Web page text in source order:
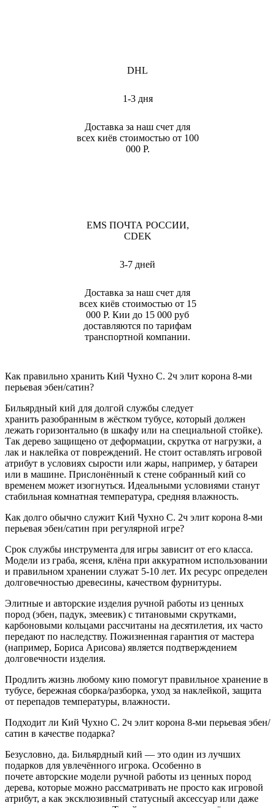
DHL
1-3 дня
Доставка за наш счет для
всех киёв стоимостью от 100
000 Р.
EMS ПОЧТА РОССИИ,
CDEK
3-7 дней
Доставка за наш счет для
всех киёв стоимостью от 15
000 Р. Кии до 15 000 руб
доставляются по тарифам
транспортной компании.
Как правильно хранить Кий Чухно С. 2ч элит корона 8-ми
перьевая эбен/сатин?
Бильярдный кий для долгой службы следует
хранить разобранным в жёстком тубусе, который должен
лежать горизонтально (в шкафу или на специальной стойке).
Так дерево защищено от деформации, скрутка от нагрузки, а
лак и наклейка от повреждений. Не стоит оставлять игровой
атрибут в условиях сырости или жары, например, у батареи
или в машине. Прислонённый к стене собранный кий со
временем может изогнуться. Идеальными условиями станут
стабильная комнатная температура, средняя влажность.
Как долго обычно служит Кий Чухно С. 2ч элит корона 8-ми
перьевая эбен/сатин при регулярной игре?
Срок службы инструмента для игры зависит от его класса.
Модели из граба, ясеня, клёна при аккуратном использовании
и правильном хранении служат 5-10 лет. Их ресурс определен
долговечностью древесины, качеством фурнитуры.
Элитные и авторские изделия ручной работы из ценных
пород (эбен, падук, змеевик) с титановыми скрутками,
карбоновыми кольцами рассчитаны на десятилетия, их часто
передают по наследству. Пожизненная гарантия от мастера
(например, Бориса Арисова) является подтверждением
долговечности изделия.
Продлить жизнь любому кию помогут правильное хранение в
тубусе, бережная сборка/разборка, уход за наклейкой, защита
от перепадов температуры, влажности.
Подходит ли Кий Чухно С. 2ч элит корона 8-ми перьевая эбен/
сатин в качестве подарка?
Безусловно, да. Бильярдный кий — это один из лучших
подарков для увлечённого игрока. Особенно в
почете авторские модели ручной работы из ценных пород
дерева, которые можно рассматривать не просто как игровой
атрибут, а как эксклюзивный статусный аксессуар или даже